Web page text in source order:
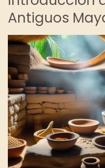
Antiguos